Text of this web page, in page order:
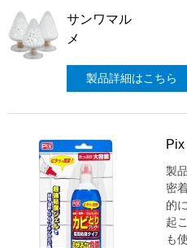
サンワマル
メ
製品詳細はこちら
製
密
的
起
も